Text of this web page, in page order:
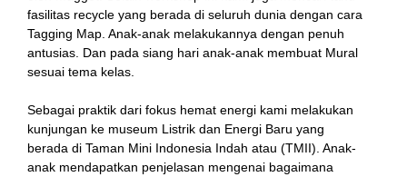
fasilitas recycle yang berada di seluruh dunia dengan cara
Tagging Map. Anak-anak melakukannya dengan penuh
antusias. Dan pada siang hari anak-anak membuat Mural
sesuai tema kelas.
Sebagai praktik dari fokus hemat energi kami melakukan
kunjungan ke museum Listrik dan Energi Baru yang
berada di Taman Mini Indonesia Indah atau (TMII). Anak-
anak mendapatkan penjelasan mengenai bagaimana